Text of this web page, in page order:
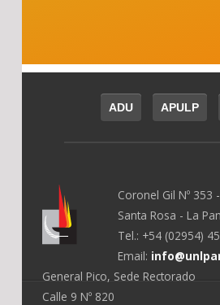
ADU APULP
Coronel Gil Nº 353
Santa Rosa - La
Tel.: +54 (02954)
Email:
General Pico, Sede Rectorado
Calle 9 Nº 820